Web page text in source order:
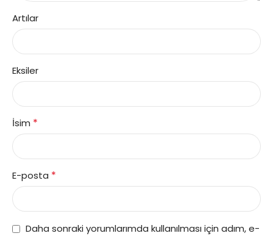
Artılar
Eksiler
İsim *
E-posta *
Daha sonraki yorumlarımda kullanılması için adım, e-